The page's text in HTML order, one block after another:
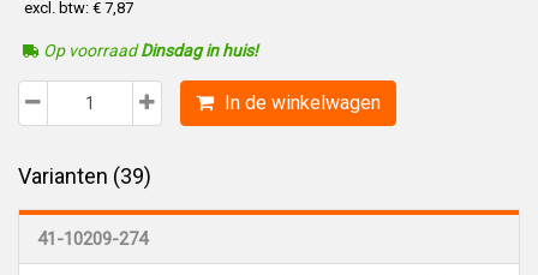
excl. btw: € 7,87
Op voorraadDinsdag in huis!
In de winkelwagen
Varianten (39)
41-10209-274